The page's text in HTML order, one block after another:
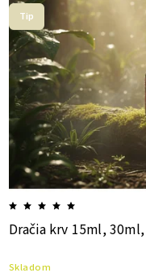
Tip
Dračia krv 15ml,
Skladom